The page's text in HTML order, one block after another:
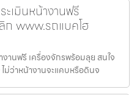
เมินหน้างานฟรี
ก www.รถแบคโฮ
านฟรี เครื่องจักรพร้อมลุย สนใจ
ว่าหน้างานจะแคบหรือดินจ